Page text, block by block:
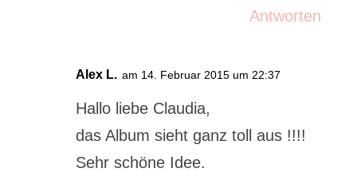
Antworten
Alex L. am 14. Februar 2015 um 22:37
Hallo liebe Claudia,
das Album sieht ganz toll aus !!!!
Sehr schöne Idee.